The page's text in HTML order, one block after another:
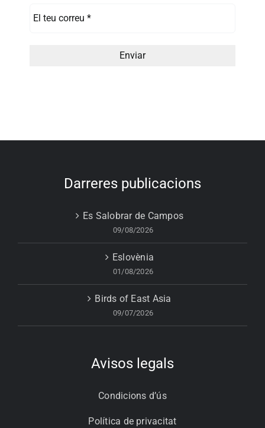
Darreres publicacions
Es Salobrar de Campos
09/08/2026
Eslovènia
01/08/2026
Birds of East Asia
09/07/2026
Avisos legals
Condicions d’ús
Política de privacitat